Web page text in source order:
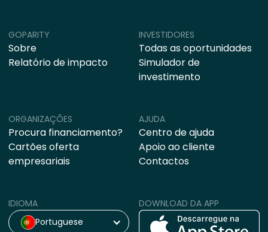
ORGANIZAÇÕES
Procura financiamento?
Cartões oferta
empresariais
AJUDA
Centro de ajuda
Apoio ao cliente
Contactos
GOPARITY
Sobre
Relatório de impacto
INVESTIDORES
Todas as oportunidades
Simulador de
investimento
IDIOMA
Portuguese
DOWNLOAD DA APP